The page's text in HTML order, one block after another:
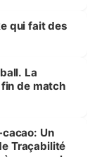
»
qui fait des
La
de match
cacao: Un
Traçabilité